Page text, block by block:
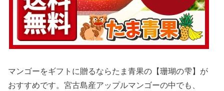
マンゴーをギフトに贈るならたま青果の【珊瑚の雫】が
おすすめです。宮古島産アップルマンゴーの中でも、